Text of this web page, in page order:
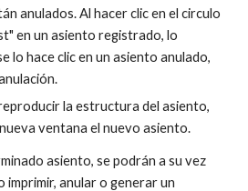
anulados. Al hacer clic en el circulo
en un asiento registrado, lo
lo hace clic en un asiento anulado,
la estructura del asiento,
ventana el nuevo asiento.
asiento, se podrán a su vez
imprimir, anular o generar un